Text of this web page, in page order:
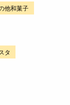
他和菓子
タ